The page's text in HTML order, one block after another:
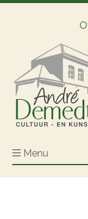
Menu